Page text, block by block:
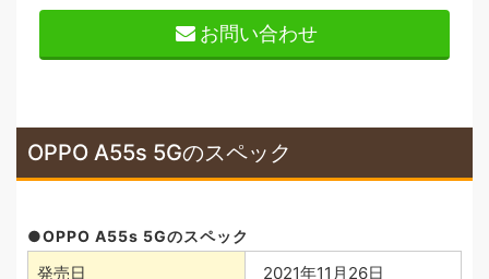
お問い合わせ
OPPO A55s 5Gのスペック
OPPO A55s 5Gのスペック
発売日 2021年11月26日